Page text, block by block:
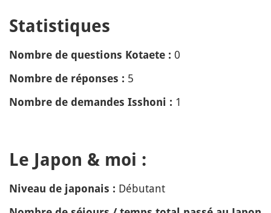
Statistiques
Nombre de questions Kotaete : 0
Nombre de réponses : 5
Nombre de demandes Isshoni : 1
Le Japon & moi :
Niveau de japonais : Débutant